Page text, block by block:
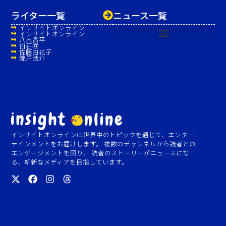
インサイトオンラインは世界中のトピックを通じて、エンター
テインメントをお届けします。 複数のチャンネルから読者との
エンゲージメントを図り、 読者のストーリーがニュースにな
る、斬新なメディアを目指しています。
ニュース一覧
ライター一覧
インサイトオンライン
インサイトオンライン
八木昌平
白石咲
佐藤由花子
錦戸浩介